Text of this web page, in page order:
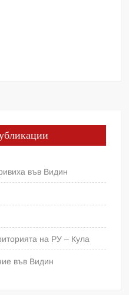
във Видин
на РУ – Кула
във Видин